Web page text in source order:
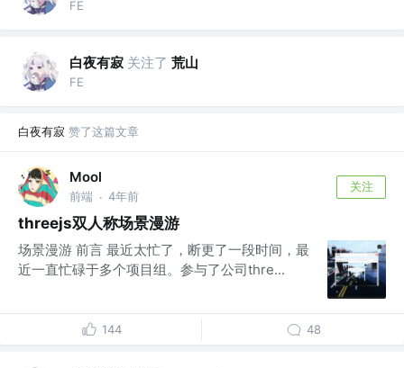
FE
白夜有寂 关注了 荒山
FE
白夜有寂 赞了这篇文章
Mool
前端 · 4年前
关注
threejs双人称场景漫游
场景漫游 前言 最近太忙了，断更了一段时间，最
近一直忙碌于多个项目组。参与了公司thre...
144 48